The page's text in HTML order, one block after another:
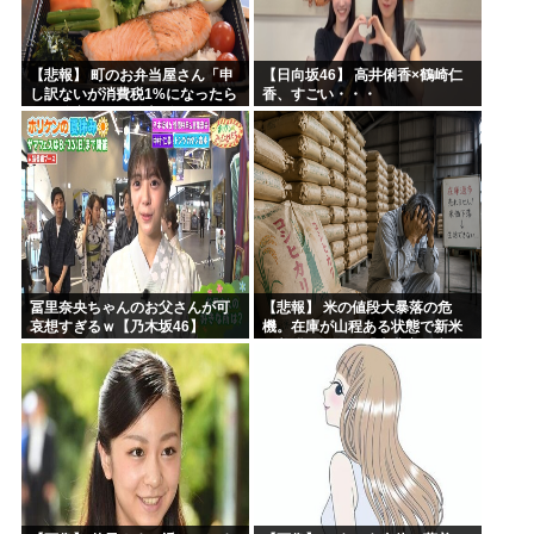
【悲報】 町のお弁当屋さん「申
し訳ないが消費税1%になったら
その分商品代を値上げするわ」
【日向坂46】 高井俐香×鶴崎仁
香、すごい・・・
冨里奈央ちゃんのお父さんが可
哀想すぎるｗ【乃木坂46】
【悲報】 米の値段大暴落の危
機。在庫が山程ある状態で新米
の収穫始まる。「米農家が生活